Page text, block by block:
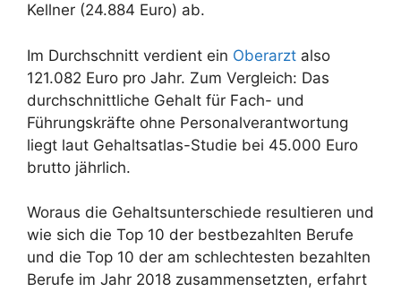
Kellner (24.884 Euro) ab.
Im Durchschnitt verdient ein Oberarzt also
121.082 Euro pro Jahr. Zum Vergleich: Das
durchschnittliche Gehalt für Fach- und
Führungskräfte ohne Personalverantwortung
liegt laut Gehaltsatlas-Studie bei 45.000 Euro
brutto jährlich.
Woraus die Gehaltsunterschiede resultieren und
wie sich die Top 10 der bestbezahlten Berufe
und die Top 10 der am schlechtesten bezahlten
Berufe im Jahr 2018 zusammensetzten, erfahrt